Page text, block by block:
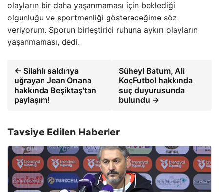
olayların bir daha yaşanmaması için beklediği
olgunluğu ve sportmenliği göstereceğime söz
veriyorum. Sporun birleştirici ruhuna aykırı olayların
yaşanmaması, dedi.
← Silahlı saldırıya
uğrayan Jean Onana
hakkında Beşiktaş'tan
paylaşım!
Süheyl Batum, Ali
KoçFutbol hakkında
suç duyurusunda
bulundu →
Tavsiye Edilen Haberler